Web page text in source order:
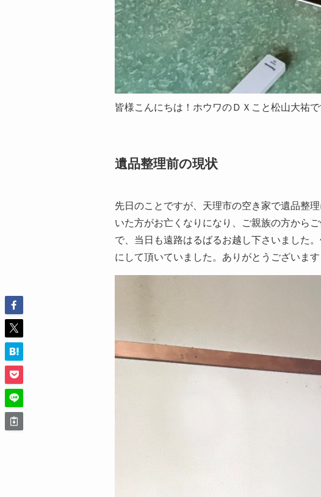
皆様こんにちは！ホウワのＤＸこと松山大祐
遺品整理前の現状
先日のことですが、天理市の空き家で遺品整
いた方がお亡くなりになり、ご親族の方から
で、当日も遠路はるばるお越し下さいました
にして頂いていました。ありがとうございま